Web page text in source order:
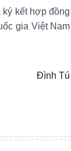
kết hợp đồng
gia Việt Nam
Đình Tú